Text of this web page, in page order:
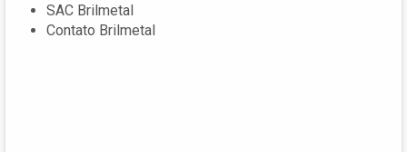
SAC Brilmetal
Contato Brilmetal